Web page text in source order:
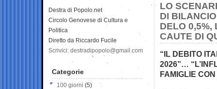
LO
DI
DELO 0,5%,
CAUTE DI
“IL DEBITO
2026”…
FAMIGLIE
Destra di Popolo.net
Circolo Genovese di Cultura e
Politica
Diretto da Riccardo Fucile
Scrivici: destradipopolo@gmail.com
Categorie
100 giorni (5)